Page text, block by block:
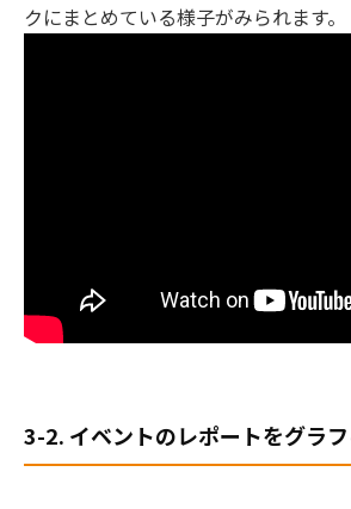
クにまとめている様子がみられます。
3-2. イベントのレポートをグラ